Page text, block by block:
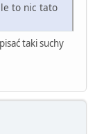
to nic tato
taki suchy